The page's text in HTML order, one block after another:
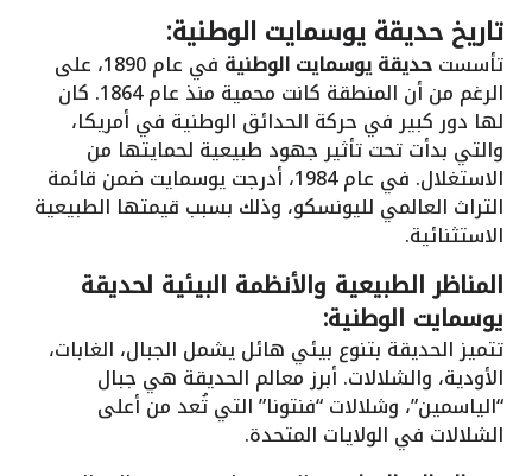
تاريخ حديقة يوسمايت الوطنية:
تأسستحديقة يوسمايت الوطنية في عام 1890، على
الرغم من أن المنطقة كانت محمية منذ عام 1864. كان
لها دور كبير في حركة الحدائق الوطنية في أمريكا،
والتي بدأت تحت تأثير جهود طبيعية لحمايتها من
الاستغلال. في عام 1984، أدرجت يوسمايت ضمن قائمة
التراث العالمي لليونسكو، وذلك بسبب قيمتها الطبيعية
الاستثنائية.
المناظر الطبيعية والأنظمة البيئية لحديقة
يوسمايت الوطنية:
تتميز الحديقة بتنوع بيئي هائل يشمل الجبال، الغابات،
الأودية، والشلالات. أبرز معالم الحديقة هي جبال
“الياسمين”، وشلالات “فنتونا” التي تُعد من أعلى
الشلالات في الولايات المتحدة.